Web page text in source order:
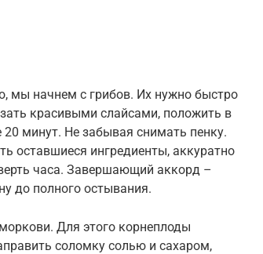
мы начнем с грибов. Их нужно быстро
красивыми слайсами, положить в
20 минут. Не забывая снимать пенку.
оставшиеся ингредиенты, аккуратно
часа. Завершающий аккорд –
до полного остывания.
Для этого корнеплоды
соломку солью и сахаром,